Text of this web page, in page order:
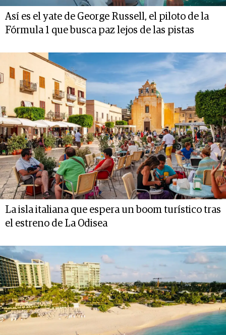
Así es el yate de George Russell, el piloto de la
Fórmula 1 que busca paz lejos de las pistas
La isla italiana que espera un boom turístico tras
el estreno de La Odisea